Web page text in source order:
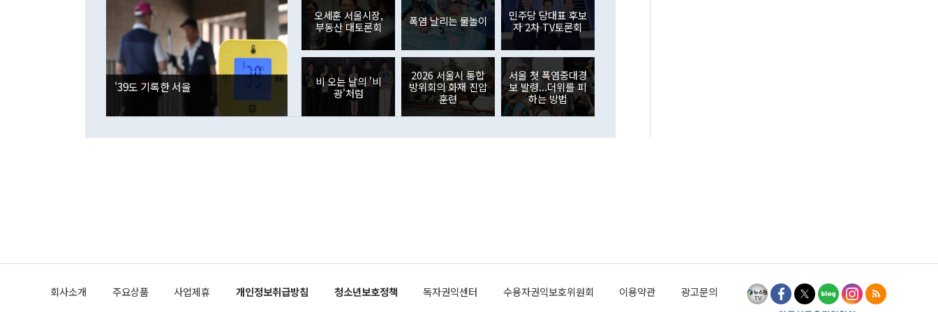
은 "그것은 외교부의 몫"이라며 "아직 거기까지 진도가 나가지 않았다"고
잘랐다. 정 장관이 이날 소개한 대북 구상과 설명은 정부 내 조율을 거치지
않았다는 점에서 문제가 있다. 특히 주적 표현 대체와 국호 사용, 9·19 군
사합의 복원, 4자회담 추진 등은 통일부 장관이 결정할 사안이 아니어서 월
권이라는 지적이 나오고 있다. 이 대통령은 정 장관의 업무보고를 듣고 난
뒤 "여기 업무보고에 발표했다고 승인난 건 아니다"라고 재차 확인했다. 정
부의 한 소식통은 "정 장관의 발언 내용은 대부분 국가안전보장회의(NSC)
를 거쳐 결정된 사안이 아닌 정 장관의 개인적 생각에 가깝다"며 "안보 관
련 부처 장관이 정부의 공식 정책이 아닌 사안을 추진하겠다고 업무보고를
하고 대통령의 면전에서 '국군통수권자가 나서야 한다'고 주장한 것은 심각
이나 미국은 북한에 선비핵화를 공식적으로 요구한 적이 없기 때문이다. 지
공하는 방식으로 이뤄졌다. 1994년 북·미 제네바 기본합의는 핵시설 동결
인의 해외투자가 80억1000만달러, 외국인의 국내투자가 46억3000만달러
각각 증가했다. 증권투자에서는 외국인의 국내 주식 매도세가 이어졌다. 외
국인의 국내 주식 투자는 차익실현 매도 등의 영향으로 316억1000만달러
감소하며 전월(-310억5000만달러)에 이어 역대 최대 순매도 기록을 다시
경신했다. 외국인의 국내 채권투자는 세계국채지수(WGBI) 자금 유입에도
분기 말 만기도래 영향으로 증가 폭이 줄어든 52억9000만달러를 기록했
다. 내국인의 해외 증권투자는 주식을 중심으로 35억6000만달러 증가했
다. eoyn2@newspim.com
'39도 기록한 서울
오세훈 서울시장,
부동산 대토론회
폭염 날리는 물놀이
민주당 당대표 후보
자 2차 TV토론회
비 오는 날의 '비
광'처럼
2026 서울시 통합
방위회의 화재 진압
훈련
서울 첫 폭염중대경
보 발령...더위를 피
하는 방법
회사소개 주요상품 사업제휴 개인정보취급방침 청소년보호정책 독자권익센터 수용자권익보호위원회 이용약관 광고문의